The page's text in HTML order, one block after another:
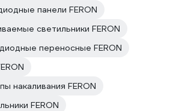
панели FERON
светильники FERON
переносные FERON
накаливания FERON
FERON